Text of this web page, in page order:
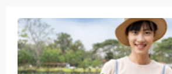
Aplikasi Kasir